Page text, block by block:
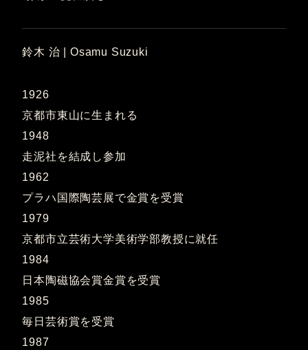
鈴木 治 | Osamu Suzuki
1926
京都市東山に生まれる
1948
走泥社を結成し参加
1962
プラハ国際陶芸展で金賞を受賞
1979
京都市立芸術大学美術学部教授に就任
1984
日本陶磁協会賞金賞を受賞
1985
毎日芸術賞を受賞
1987